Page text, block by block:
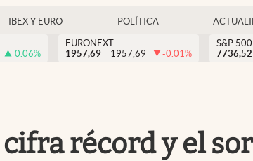
IBEX Y EURO POLÍTICA
0.06%
EURONEXT
1957,69
1957,69 -0.01%
S&P 500
7736,52
récord y el